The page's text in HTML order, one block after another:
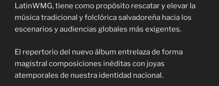
LatinWMG, tiene como propósito rescatar y elevar la
música tradicional y folclórica salvadoreña hacia los
escenarios y audiencias globales más exigentes.
El repertorio del nuevo álbum entrelaza de forma
magistral composiciones inéditas con joyas
atemporales de nuestra identidad nacional.